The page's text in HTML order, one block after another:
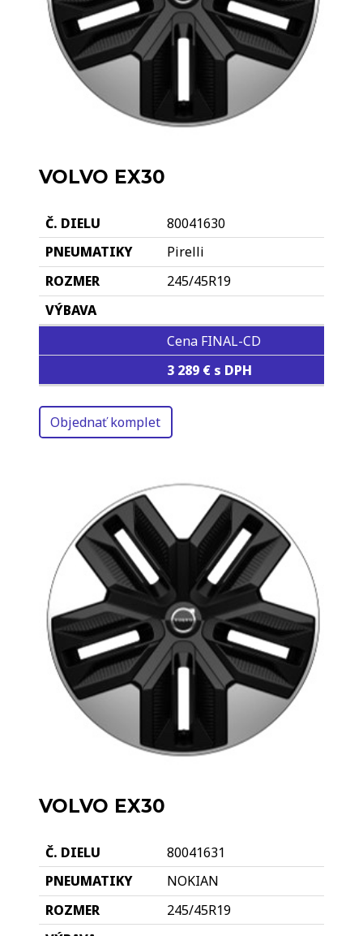
VOLVO EX30
80041630
Pirelli
245/45R19
Cena FINAL-CD
3 289 € s DPH
Objednať komplet
VOLVO EX30
80041631
NOKIAN
245/45R19